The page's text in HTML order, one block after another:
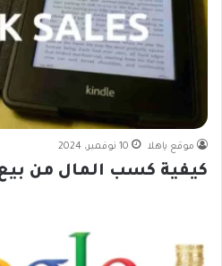
موقع ياهلا 10 نوفمبر، 2024
كيفية كسب المال من بيع